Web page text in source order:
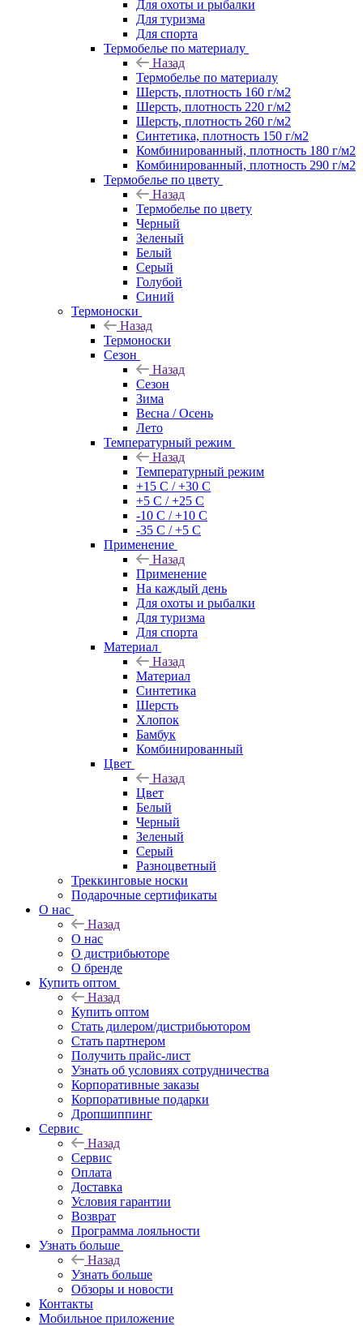
Для охоты и рыбалки
Для туризма
Для спорта
Термобелье по материалу
Назад
Термобелье по материалу
Шерсть, плотность 160 г/м2
Шерсть, плотность 220 г/м2
Шерсть, плотность 260 г/м2
Синтетика, плотность 150 г/м2
Комбинированный, плотность 180 г/м2
Комбинированный, плотность 290 г/м2
Термобелье по цвету
Назад
Термобелье по цвету
Черный
Зеленый
Белый
Серый
Голубой
Синий
Термоноски
Назад
Термоноски
Сезон
Назад
Сезон
Зима
Весна / Осень
Лето
Температурный режим
Назад
Температурный режим
+15 С / +30 С
+5 С / +25 С
-10 С / +10 С
-35 С / +5 С
Применение
Назад
Применение
На каждый день
Для охоты и рыбалки
Для туризма
Для спорта
Материал
Назад
Материал
Синтетика
Шерсть
Хлопок
Бамбук
Комбинированный
Цвет
Назад
Цвет
Белый
Черный
Зеленый
Серый
Разноцветный
Треккинговые носки
Подарочные сертификаты
О нас
Назад
О нас
О дистрибьюторе
О бренде
Купить оптом
Назад
Купить оптом
Стать дилером/дистрибьютором
Стать партнером
Получить прайс-лист
Узнать об условиях сотрудничества
Корпоративные заказы
Корпоративные подарки
Дропшиппинг
Сервис
Назад
Сервис
Оплата
Доставка
Условия гарантии
Возврат
Программа лояльности
Узнать больше
Назад
Узнать больше
Обзоры и новости
Контакты
Мобильное приложение